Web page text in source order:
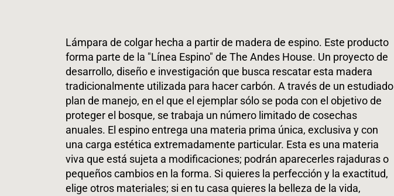
Lámpara de colgar hecha a partir de madera de espino. Este producto
forma parte de la "Línea Espino" de The Andes House. Un proyecto de
desarrollo, diseño e investigación que busca rescatar esta madera
tradicionalmente utilizada para hacer carbón. A través de un estudiado
plan de manejo, en el que el ejemplar sólo se poda con el objetivo de
proteger el bosque, se trabaja un número limitado de cosechas
anuales. El espino entrega una materia prima única, exclusiva y con
una carga estética extremadamente particular. Esta es una materia
viva que está sujeta a modificaciones; podrán aparecerles rajaduras o
pequeños cambios en la forma. Si quieres la perfección y la exactitud,
elige otros materiales; si en tu casa quieres la belleza de la vida,